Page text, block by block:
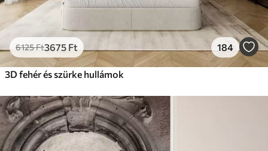
6125Ft3675 Ft 184
3D fehér és szürke hullámok